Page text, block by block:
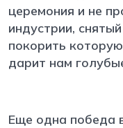
церемония и не
индустрии,
покорить
дарит нам
Еще одна победа